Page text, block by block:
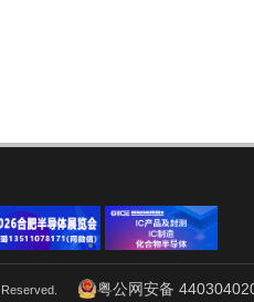
Reserved. 粤公网安备